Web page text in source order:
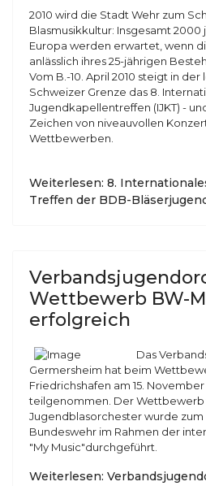
2010 wird die Stadt Wehr zum
Blasmusikkultur: Insgesamt 2000
Europa werden erwartet, wenn
anlässlich ihres 25-jährigen
Vom B.-10. April 2010 steigt in
Schweizer Grenze das 8.
Jugendkapellentreffen (IJKT) -
Zeichen von niveauvollen
Wettbewerben.
Weiterlesen: 8.
Treffen der BDB-
Wettbewerb BW-
erfolgreich
Das
Germersheim hat beim
Friedrichshafen am 15.
teilgenommen. Der Wettbewerb
Jugendblasorchester wurde
Bundeswehr im Rahmen der
"My Music"durchgeführt.
Weiterlesen: